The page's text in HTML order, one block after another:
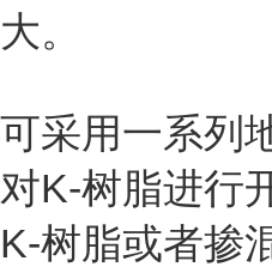
大。
可采用一系列
对K-树脂进行
K-树脂或者掺